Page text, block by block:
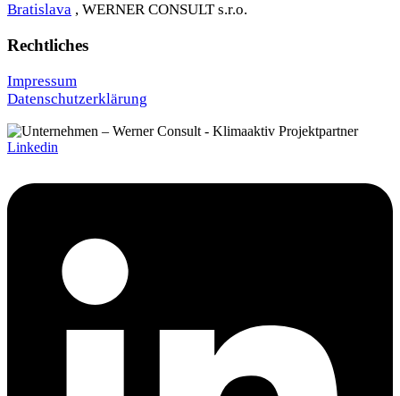
Bratislava , WERNER CONSULT s.r.o.
Rechtliches
Impressum
Datenschutzerklärung
Linkedin